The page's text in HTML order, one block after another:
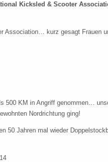
Kicksled & Scooter
Association… kurz gesagt Frauen
500 KM in Angriff genommen…
Nordrichtung ging!
50 Jahren mal wieder